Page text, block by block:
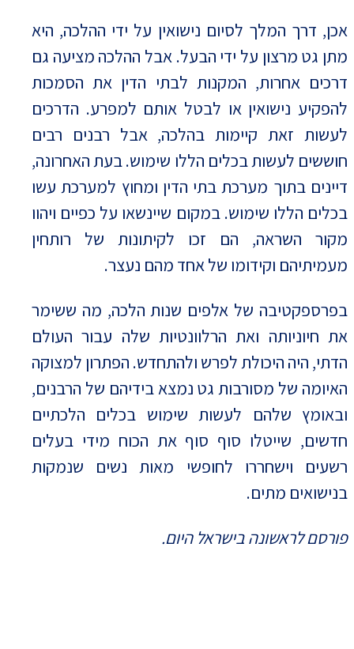
אכן, דרך המלך לסיום נישואין על ידי ההלכה, היא
מתן גט מרצון על ידי הבעל. אבל ההלכה מציעה גם
דרכים אחרות, המקנות לבתי הדין את הסמכות
להפקיע נישואין או לבטל אותם למפרע. הדרכים
לעשות זאת קיימות בהלכה, אבל רבנים רבים
חוששים לעשות בכלים הללו שימוש. בעת האחרונה,
דיינים בתוך מערכת בתי הדין ומחוץ למערכת עשו
בכלים הללו שימוש. במקום שיינשאו על כפיים ויהוו
מקור השראה, הם זכו לקיתונות של רותחין
מעמיתיהם וקידומו של אחד מהם נעצר.
בפרספקטיבה של אלפים שנות הלכה, מה ששימר
את חיוניותה ואת הרלוונטיות שלה עבור העולם
הדתי, היה היכולת לפרש ולהתחדש. הפתרון למצוקה
האיומה של מסורבות גט נמצא בידיהם של הרבנים,
ובאומץ שלהם לעשות שימוש בכלים הלכתיים
חדשים, שייטלו סוף סוף את הכוח מידי בעלים
רשעים וישחררו לחופשי מאות נשים שנמקות
בנישואים מתים.
פורסם לראשונה בישראל היום.